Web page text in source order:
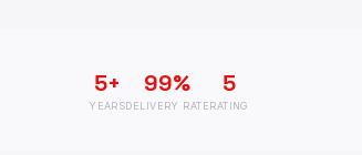
5+
YEARS
99%
DELIVERY RATE
5
RATING